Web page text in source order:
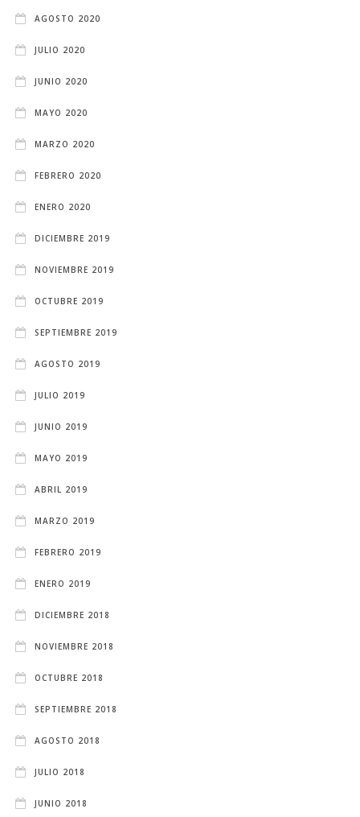
AGOSTO 2020
JULIO 2020
JUNIO 2020
MAYO 2020
MARZO 2020
FEBRERO 2020
ENERO 2020
DICIEMBRE 2019
NOVIEMBRE 2019
OCTUBRE 2019
SEPTIEMBRE 2019
AGOSTO 2019
JULIO 2019
JUNIO 2019
MAYO 2019
ABRIL 2019
MARZO 2019
FEBRERO 2019
ENERO 2019
DICIEMBRE 2018
NOVIEMBRE 2018
OCTUBRE 2018
SEPTIEMBRE 2018
AGOSTO 2018
JULIO 2018
JUNIO 2018